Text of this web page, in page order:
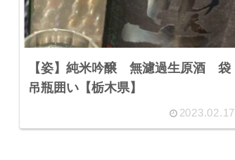
【姿】純米吟醸 無濾過生原酒 袋
吊瓶囲い【栃木県】
2023.02.17